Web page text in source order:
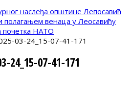
полагањем венаца у Леосавићу
НАТО
03-24_15-07-41-171
24_15-07-41-171